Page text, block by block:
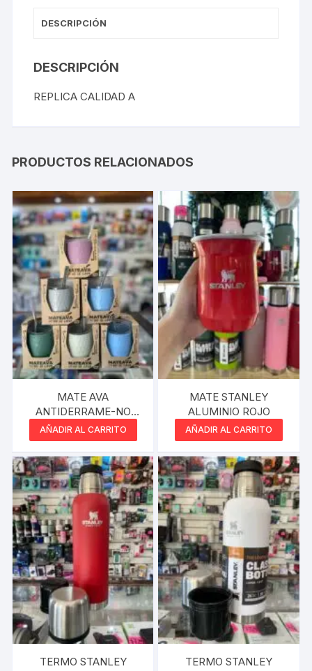
DESCRIPCIÓN
DESCRIPCIÓN
REPLICA CALIDAD A
PRODUCTOS RELACIONADOS
MATE AVA
ANTIDERRAME-NO
LAVA EL MATE BEIGE
AÑADIR AL CARRITO
MATE STANLEY
ALUMINIO ROJO
AÑADIR AL CARRITO
TERMO STANLEY
TERMO STANLEY